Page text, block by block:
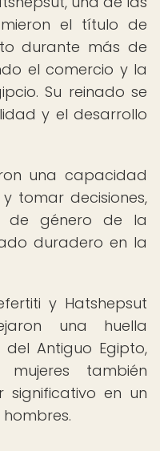
el título de
durante más de
el comercio y la
Su reinado se
y el desarrollo
una capacidad
tomar decisiones,
de género de la
duradero en la
y Hatshepsut
una huella
Antiguo Egipto,
también
en un